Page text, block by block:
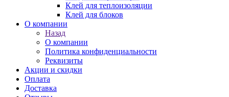
Клей для теплоизоляции
Клей для блоков
О компании
Назад
О компании
Политика конфиденциальности
Реквизиты
Акции и скидки
Оплата
Доставка